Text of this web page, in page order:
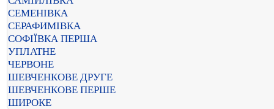
СЕМЕНІВКА
СЕРАФИМІВКА
СОФІЇВКА ПЕРША
УПЛАТНЕ
ЧЕРВОНЕ
ШЕВЧЕНКОВЕ ДРУГЕ
ШЕВЧЕНКОВЕ ПЕРШЕ
ШИРОКЕ